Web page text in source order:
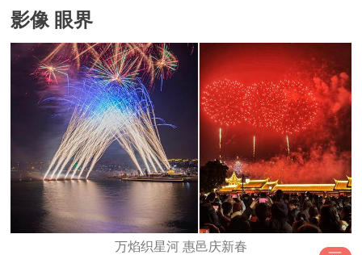
影像 眼界
万焰织星河 惠邑庆新春